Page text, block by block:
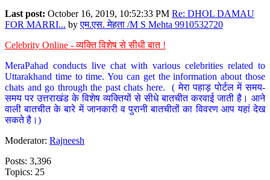
Last post: October 16, 2019, 10:52:33 PM Re: DHOL DAMAU
FOR MARRI... byएम.एस. मेहता /M S Mehta 9910532720
Celebrity Online - व्यक्ति विशेष से सीधी बात !
MeraPahad conducts live chat with various celebrities related to
Uttarakhand time to time. You can get the information about those
chats and go through the past chats here. ( मेरा पहाड़ पोर्टल में समय-
समय पर उत्तराखंड के विशेष व्यक्तियों से सीधे बातचीत करवाई जाती है। आने
वाली बातचीत के बारे में जानकारी व पुरानी बातचीतों का विवरण आप यहां देख
सकते है।)
Moderator: Rajneesh
Posts: 3,396
Topics: 25